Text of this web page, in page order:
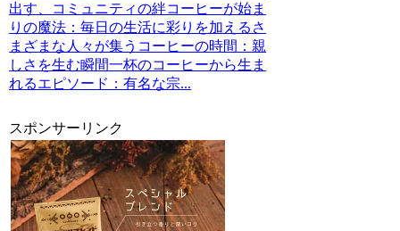
出す、コミュニティの絆コーヒーが始ま
りの魔法：毎日の生活に彩りを加えるさ
まざまな人々が集うコーヒーの時間：親
しさを生む瞬間一杯のコーヒーから生ま
れるエピソード：有名な宗...
スポンサーリンク